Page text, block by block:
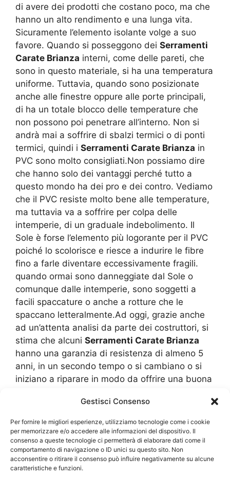
Gestisci Consenso
Per fornire le migliori esperienze, utilizziamo tecnologie come i cookie
per memorizzare e/o accedere alle informazioni del dispositivo. Il
consenso a queste tecnologie ci permetterà di elaborare dati come il
comportamento di navigazione o ID unici su questo sito. Non
acconsentire o ritirare il consenso può influire negativamente su alcune
caratteristiche e funzioni.
di avere dei prodotti che costano poco, ma che
hanno un alto rendimento e una lunga vita.
Sicuramente l’elemento isolante volge a suo
favore. Quando si posseggono dei Serramenti
Carate Brianza interni, come delle pareti, che
sono in questo materiale, si ha una temperatura
uniforme. Tuttavia, quando sono posizionate
anche alle finestre oppure alle porte principali,
di ha un totale blocco delle temperature che
non possono poi penetrare all’interno. Non si
andrà mai a soffrire di sbalzi termici o di ponti
termici, quindi i Serramenti Carate Brianza in
PVC sono molto consigliati.Non possiamo dire
che hanno solo dei vantaggi perché tutto a
questo mondo ha dei pro e dei contro. Vediamo
che il PVC resiste molto bene alle temperature,
ma tuttavia va a soffrire per colpa delle
intemperie, di un graduale indebolimento. Il
Sole è forse l’elemento più logorante per il PVC
poiché lo scolorisce e riesce a indurire le fibre
fino a farle diventare eccessivamente fragili.
quando ormai sono danneggiate dal Sole o
comunque dalle intemperie, sono soggetti a
facili spaccature o anche a rotture che le
spaccano letteralmente.Ad oggi, grazie anche
ad un’attenta analisi da parte dei costruttori, si
stima che alcuni Serramenti Carate Brianza
hanno una garanzia di resistenza di almeno 5
anni, in un secondo tempo o si cambiano o si
iniziano a riparare in modo da offrire una buona
resistenza continuativa.Oltre a questo, vogliamo
sottolineare anche un’altra evidenza, cioè quella
che il PVC può essere modellato in base alle
misure e alle forme dei varchi che possediamo
in casa. questo permette di risparmiare molto
denaro poiché le porte e le finestre su misura,